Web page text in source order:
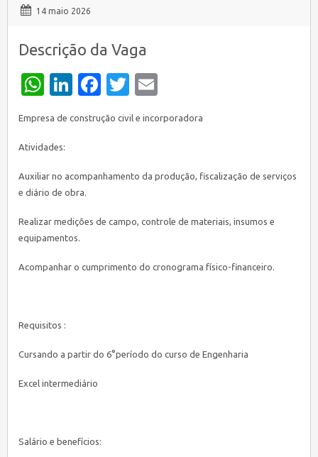
14 maio 2026
Descrição da Vaga
WhatsApp
LinkedIn
Facebook
Twitter
Empresa de construção civil e incorporadora
Atividades:
Auxiliar no acompanhamento da produção, fiscalização de serviços
e diário de obra.
Realizar medições de campo, controle de materiais, insumos e
equipamentos.
Acompanhar o cumprimento do cronograma físico-financeiro.
Requisitos :
Cursando a partir do 6°período do curso de Engenharia
Excel intermediário
Salário e benefícios: